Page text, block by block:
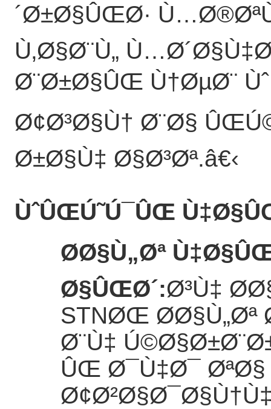
´Ø±Ø§ÛŒØ·
Ù‚Ø§Ø¨Ù„
Ø¨Ø±Ø§ÛŒ Ù†ØµØ¨
Ø¢Ø³Ø§Ù† Ø¨Ø§
Ø±Ø§Ù‡ Ø§Ø³Øª.â€‹
ÙˆÛŒÚ˜Ú¯ÛŒ
Ø­Ø§Ù„Øª
Ø§ÛŒØ´:Ø³Ù‡
STNØŒ Ø­Ø§Ù„Øª
Ø¨Ù‡
ÛŒ Ø¯Ù‡Ø¯ ØªØ§